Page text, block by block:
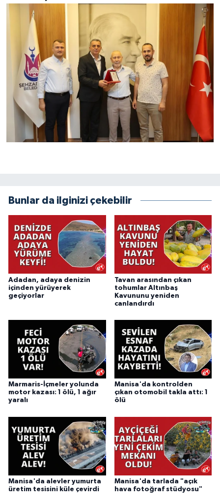
Bunlar da ilginizi çekebilir
Adadan, adaya denizin
içinden yürüyerek
geçiyorlar
Tavan arasından çıkan
tohumlar Altınbaş
Kavununu yeniden
canlandırdı
Marmaris-İçmeler yolunda
motor kazası: 1 ölü, 1 ağır
yaralı
Manisa'da kontrolden
çıkan otomobil takla attı: 1
ölü
Manisa'da alevler yumurta
üretim tesisini küle çevirdi
Manisa'da tarlada "açık
hava fotoğraf stüdyosu"